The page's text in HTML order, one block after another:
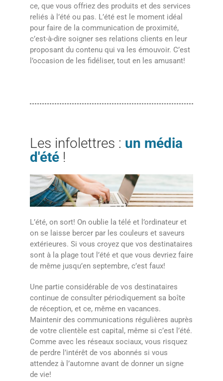
ce, que vous offriez des produits et des services
reliés à l’été ou pas. L’été est le moment idéal
pour faire de la communication de proximité,
c’est-à-dire soigner ses relations clients en leur
proposant du contenu qui va les émouvoir. C’est
l’occasion de les fidéliser, tout en les amusant!
Les infolettres : un média
d'été !
L’été, on sort! On oublie la télé et l’ordinateur et
on se laisse bercer par les couleurs et saveurs
extérieures. Si vous croyez que vos destinataires
sont à la plage tout l’été et que vous devriez faire
de même jusqu’en septembre, c’est faux!
Une partie considérable de vos destinataires
continue de consulter périodiquement sa boîte
de réception, et ce, même en vacances.
Maintenir des communications régulières auprès
de votre clientèle est capital, même si c’est l’été.
Comme avec les réseaux sociaux, vous risquez
de perdre l’intérêt de vos abonnés si vous
attendez à l’automne avant de donner un signe
de vie!